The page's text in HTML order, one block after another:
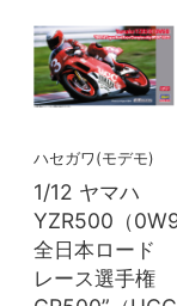
ハセガワ(モデモ)
1/12 ヤマハ
YZR500（
全日本ロード
レース選手権